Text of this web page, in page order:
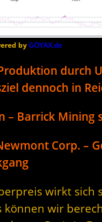
byGOYAX.de
durch
dennoch in
– Barrick Mining
Corp. –
wirkt sich
können wir